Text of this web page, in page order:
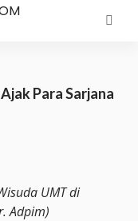
Para Sarjana
UMT di
Adpim)